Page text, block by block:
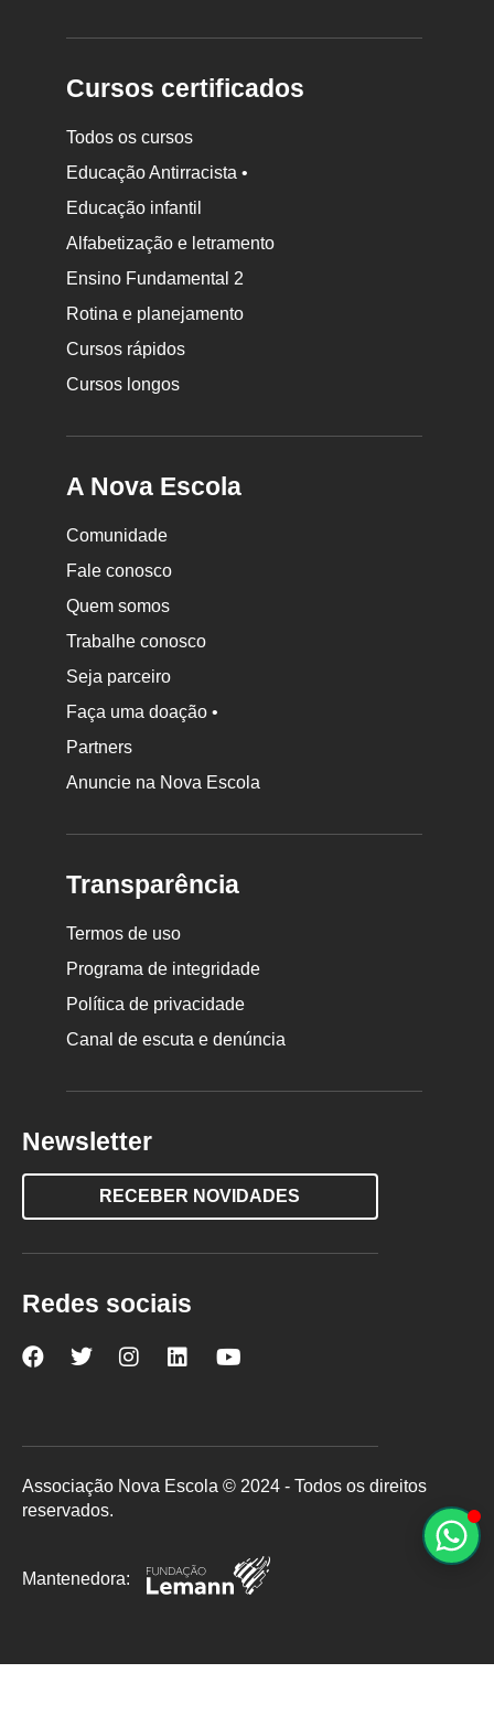
Cursos certificados
Todos os cursos
Educação Antirracista •
Educação infantil
Alfabetização e letramento
Ensino Fundamental 2
Rotina e planejamento
Cursos rápidos
Cursos longos
A Nova Escola
Comunidade
Fale conosco
Quem somos
Trabalhe conosco
Seja parceiro
Faça uma doação •
Partners
Anuncie na Nova Escola
Transparência
Termos de uso
Programa de integridade
Política de privacidade
Canal de escuta e denúncia
Newsletter
RECEBER NOVIDADES
Redes sociais
Nova
Facebook
Nova
Twitter
Nova
Instagram
Nova
LinkedInYouTube
Associação Nova Escola © 2024 - Todos os direitos
reservados.
Mantenedora: